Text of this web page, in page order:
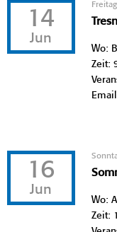
14
Jun
Wo:
Zeit:
16
Jun
Wo:
Zeit: